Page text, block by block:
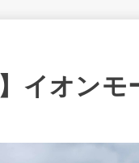
イオン